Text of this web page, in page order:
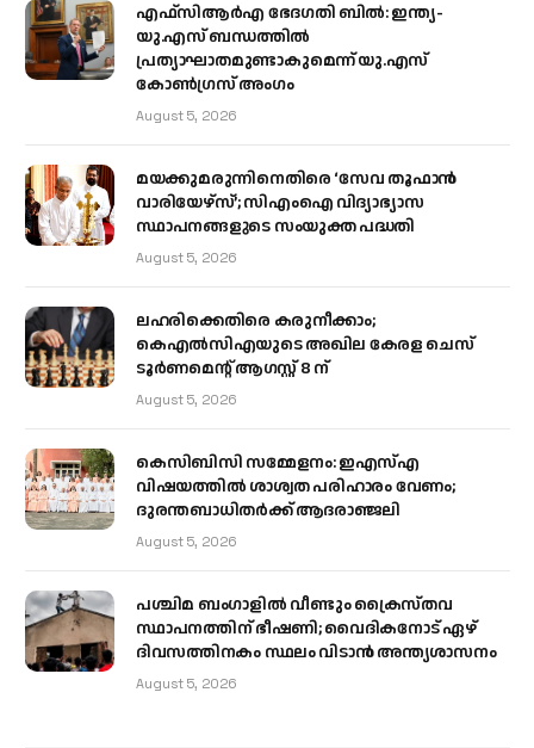
എഫ്‌സിആർഎ ഭേദഗതി ബിൽ: ഇന്ത്യ-
യു.എസ് ബന്ധത്തിൽ
പ്രത്യാഘാതമുണ്ടാകുമെന്ന് യു.എസ്
കോൺഗ്രസ് അംഗം
August 5, 2026
മയക്കുമരുന്നിനെതിരെ ‘സേവ തൂഫാൻ
വാരിയേഴ്‌സ്’; സിഎംഐ വിദ്യാഭ്യാസ
സ്ഥാപനങ്ങളുടെ സംയുക്ത പദ്ധതി
August 5, 2026
ലഹരിക്കെതിരെ കരുനീക്കാം;
കെഎൽസിഎയുടെ അഖില കേരള ചെസ്
ടൂർണമെന്റ് ആഗസ്റ്റ് 8 ന്
August 5, 2026
കെസിബിസി സമ്മേളനം: ഇഎസ്എ
വിഷയത്തിൽ ശാശ്വത പരിഹാരം വേണം;
ദുരന്തബാധിതർക്ക് ആദരാഞ്ജലി
August 5, 2026
പശ്ചിമ ബംഗാളിൽ വീണ്ടും ക്രൈസ്തവ
സ്ഥാപനത്തിന് ഭീഷണി; വൈദികനോട് ഏഴ്
ദിവസത്തിനകം സ്ഥലം വിടാൻ അന്ത്യശാസനം
August 5, 2026